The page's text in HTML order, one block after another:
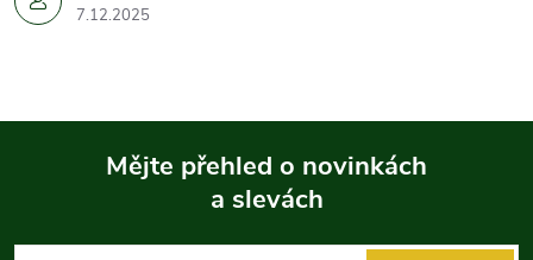
7.12.2025
Mějte přehled o novinkách
a slevách